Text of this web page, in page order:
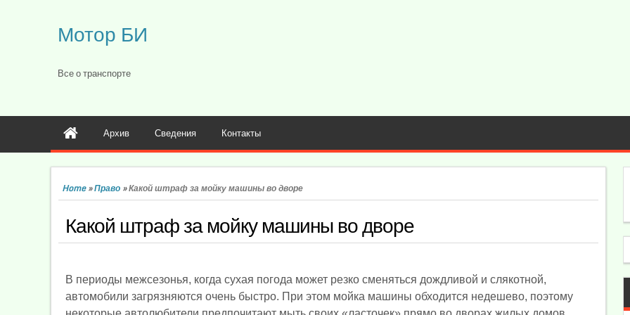
Мотор БИ
Все о транспорте
Архив Сведения Контакты
Home»Право »Какой штраф за мойку машины во дворе
Какой штраф за мойку машины во дворе
В периоды межсезонья, когда сухая погода может резко сменяться дождливой и слякотной,
автомобили загрязняются очень быстро. При этом мойка машины обходится недешево, поэтому